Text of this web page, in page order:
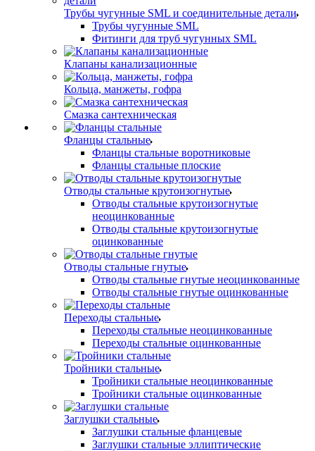
Трубы чугунные SML и соединительные детали
Трубы чугунные SML
Фитинги для труб чугунных SML
Клапаны канализационные
Кольца, манжеты, гофра
Смазка сантехническая
Фланцы стальные
Фланцы стальные воротниковые
Фланцы стальные плоские
Отводы стальные крутоизогнутые
Отводы стальные крутоизогнутые
неоцинкованные
Отводы стальные крутоизогнутые
оцинкованные
Отводы стальные гнутые
Отводы стальные гнутые неоцинкованные
Отводы стальные гнутые оцинкованные
Переходы стальные
Переходы стальные неоцинкованные
Переходы стальные оцинкованные
Тройники стальные
Тройники стальные неоцинкованные
Тройники стальные оцинкованные
Заглушки стальные
Заглушки стальные фланцевые
Заглушки стальные эллиптические